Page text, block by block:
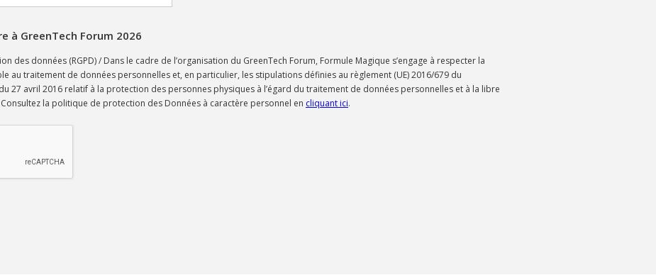
à GreenTech Forum 2026
des données (RGPD) / Dans le cadre de l’organisation du GreenTech Forum, Formule Magique s’engage à respecter la
au traitement de données personnelles et, en particulier, les stipulations définies au règlement (UE) 2016/679 du
27 avril 2016 relatif à la protection des personnes physiques à l’égard du traitement de données personnelles et à la libre
Consultez la politique de protection des Données à caractère personnel en cliquant ici.